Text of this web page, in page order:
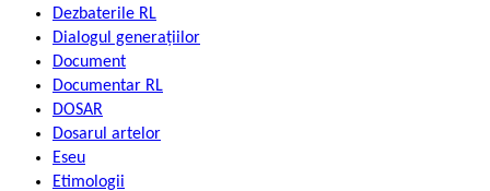
Dezbaterile RL
Dialogul generațiilor
Document
Documentar RL
DOSAR
Dosarul artelor
Eseu
Etimologii